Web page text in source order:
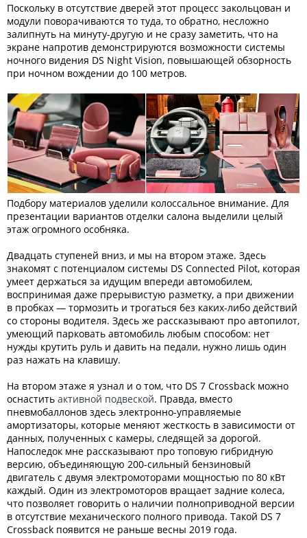
Поскольку в отсутствие дверей этот процесс закольцован и
модули поворачиваются то туда, то обратно, несложно
залипнуть на минуту-другую и не сразу заметить, что на
экране напротив демонстрируются возможности системы
ночного видения DS Night Vision, повышающей обзорность
при ночном вождении до 100 метров.
Подбору материалов уделили колоссальное внимание. Для
презентации вариантов отделки салона выделили целый
этаж огромного особняка.
Двадцать ступеней вниз, и мы на втором этаже. Здесь
знакомят с потенциалом системы DS Connected Pilot, которая
умеет держаться за идущим впереди автомобилем,
воспринимая даже прерывистую разметку, а при движении
в пробках — тормозить и трогаться без каких-либо действий
со стороны водителя. Здесь же рассказывают про автопилот,
умеющий парковать автомобиль любым способом: нет
нужды крутить руль и давить на педали, нужно лишь один
раз нажать на клавишу.
На втором этаже я узнал и о том, что DS 7 Crossback можно
оснастить активной подвеской. Правда, вместо
пневмобаллонов здесь электронно-управляемые
амортизаторы, которые меняют жесткость в зависимости от
данных, полученных с камеры, следящей за дорогой.
Напоследок мне рассказывают про топовую гибридную
версию, объединяющую 200‑сильный бензиновый
двигатель с двумя электромоторами мощностью по 80 кВт
каждый. Один из электромоторов вращает задние колеса,
что позволяет говорить о наличии полноприводной версии
в отсутствие механического полного привода. Такой DS 7
Crossback появится не раньше весны 2019 года.